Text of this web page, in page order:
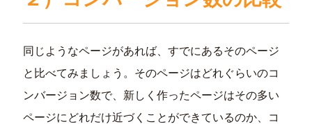
同じようなページがあれば、すでにあるそのページ
と比べてみましょう。そのページはどれぐらいのコ
ンバージョン数で、新しく作ったページはその多い
ページにどれだけ近づくことができているのか、コ